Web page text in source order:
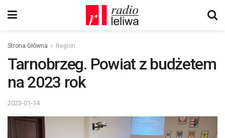
Strona Główna Region
Tarnobrzeg. Powiat z budżetem
na 2023 rok
2023-01-14